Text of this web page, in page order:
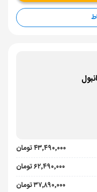
۴۳٬۴۹۰٬۰۰۰ تومان
۶۲٬۴۹۰٬۰۰۰ تومان
۳۷٬۸۹۰٬۰۰۰ تومان